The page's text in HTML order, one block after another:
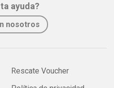
ayuda?
nosotros
Rescate Voucher